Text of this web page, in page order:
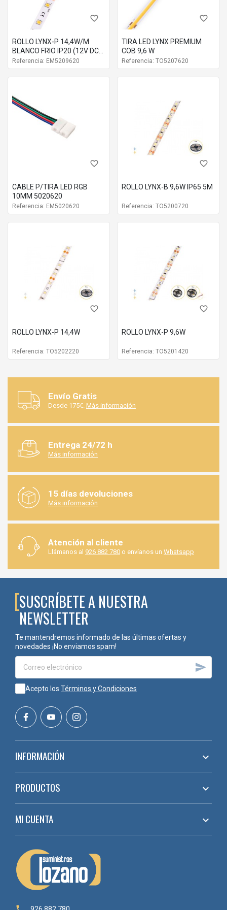
Eficiencia
D (49 lm / W) 1.008 mm
D (49 lm / W) 3.024 mm
D (49 lm / W) 5.040 mm 128 LEDs / m
128 LEDs / m
E (49 lm / W) 128 LEDs / m
128 LEDs / m
favorite_border
ROLLO LYNX-P 14,4W/M
BLANCO FRIO IP20 (12V DC)
5M 5209620
Referencia: EM5209620
favorite_border
TIRA LED LYNX PREMIUM
COB 9,6 W
Referencia: TO5207620
favorite_border
CABLE P/TIRA LED RGB
10MM 5020620
Referencia: EM5020620
favorite_border
ROLLO LYNX-B 9,6W IP65 5M
Referencia: TO5200720
favorite_border
ROLLO LYNX-P 14,4W
Referencia: TO5202220
favorite_border
ROLLO LYNX-P 9,6W
Referencia: TO5201420
Envío Gratis
Desde 175€. Más información
Entrega 24/72 h
Más información
15 días devoluciones
Más información
Atención al cliente
Llámanos al 926 882 780 o envíanos un Whatsapp
SUSCRÍBETE A NUESTRA
NEWSLETTER
Te mantendremos informado de las últimas ofertas y
novedades ¡No enviamos spam!

Acepto los Términos y Condiciones
INFORMACIÓN 
PRODUCTOS 
MI CUENTA 